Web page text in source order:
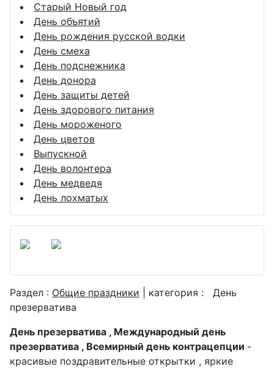
Старый Новый год
День объятий
День рождения русской водки
День смеха
День подснежника
День донора
День защиты детей
День здорового питания
День мороженого
День цветов
Выпускной
День волонтера
День медведя
День лохматых
Раздел : Общие праздники | категория : День
презерватива
День презерватива , Международный день
презерватива , Всемирный день контрацепции -
красивые поздравительные открытки , яркие